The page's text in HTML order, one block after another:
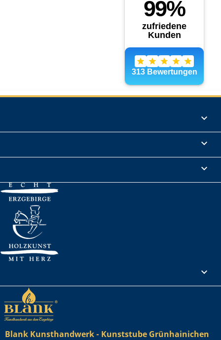




Blank Kunsthandwerk - Kunststube Grünhainichen